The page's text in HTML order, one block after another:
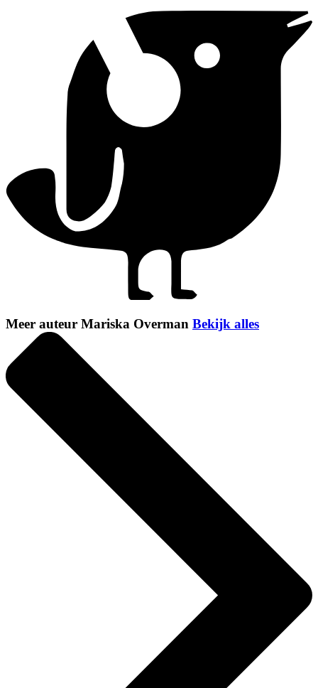
Meer auteur Mariska Overman Bekijk alles